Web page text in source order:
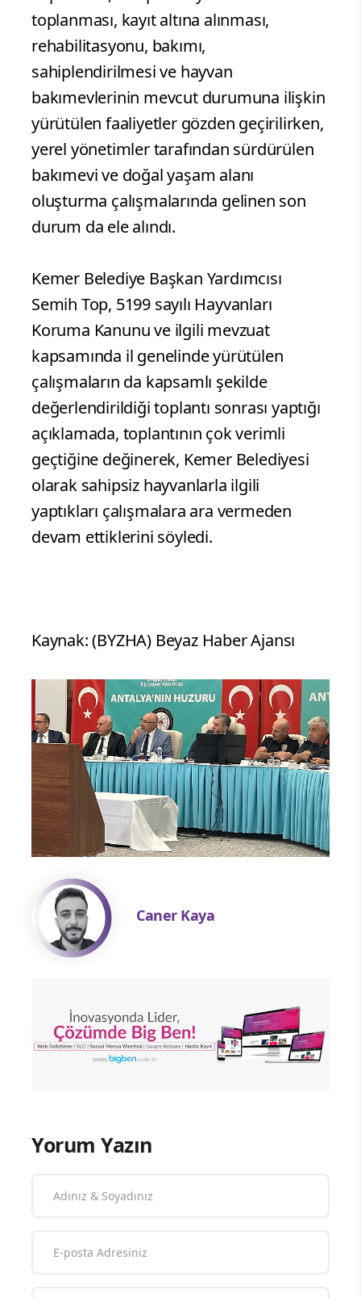
toplanması, kayıt altına alınması,
rehabilitasyonu, bakımı,
sahiplendirilmesi ve hayvan
bakımevlerinin mevcut durumuna ilişkin
yürütülen faaliyetler gözden geçirilirken,
yerel yönetimler tarafından sürdürülen
bakımevi ve doğal yaşam alanı
oluşturma çalışmalarında gelinen son
durum da ele alındı.
Kemer Belediye Başkan Yardımcısı
Semih Top, 5199 sayılı Hayvanları
Koruma Kanunu ve ilgili mevzuat
kapsamında il genelinde yürütülen
çalışmaların da kapsamlı şekilde
değerlendirildiği toplantı sonrası yaptığı
açıklamada, toplantının çok verimli
geçtiğine değinerek, Kemer Belediyesi
olarak sahipsiz hayvanlarla ilgili
yaptıkları çalışmalara ara vermeden
devam ettiklerini söyledi.
Kaynak: (BYZHA) Beyaz Haber Ajansı
Caner Kaya
Yorum Yazın